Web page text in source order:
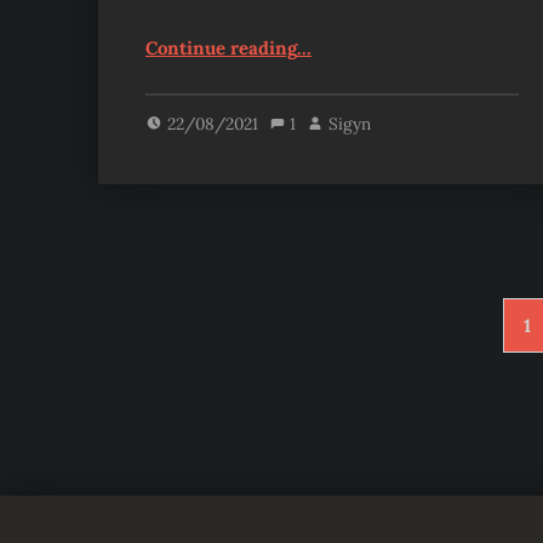
Continue reading“I’m Sorry For Being Born in This World – Chapitre 56”
…
22/08/2021 1 Sigyn
1